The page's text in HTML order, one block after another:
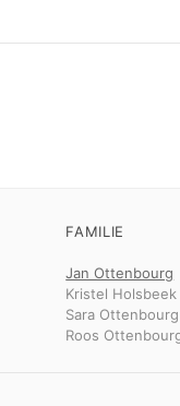
FAMILIE
Jan Ottenbourg
Kristel Holsbeek
Sara Ottenbourg
Roos